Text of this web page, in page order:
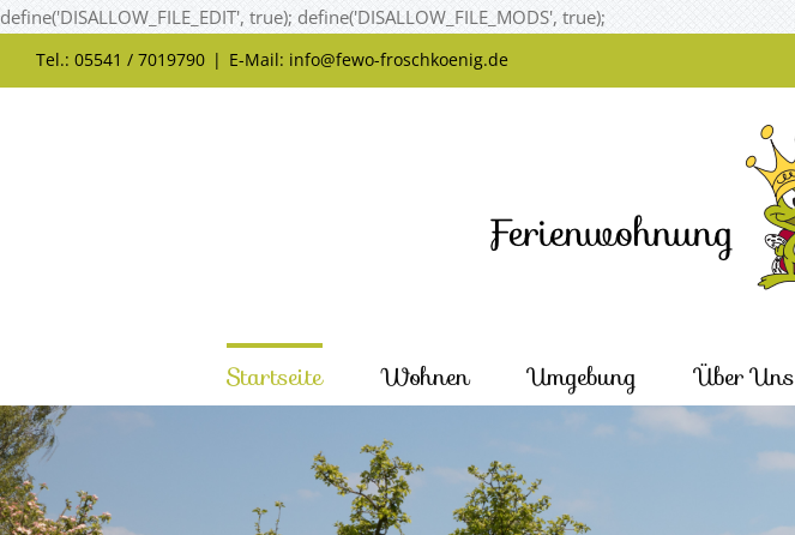
define('DISALLOW_FILE_EDIT', true); define('DISALLOW_FILE_MODS', true);
content
Tel.: 05541 / 7019790 | E-Mail: info@fewo-froschkoenig.de
Startseite Wohnen Umgebung Über Uns